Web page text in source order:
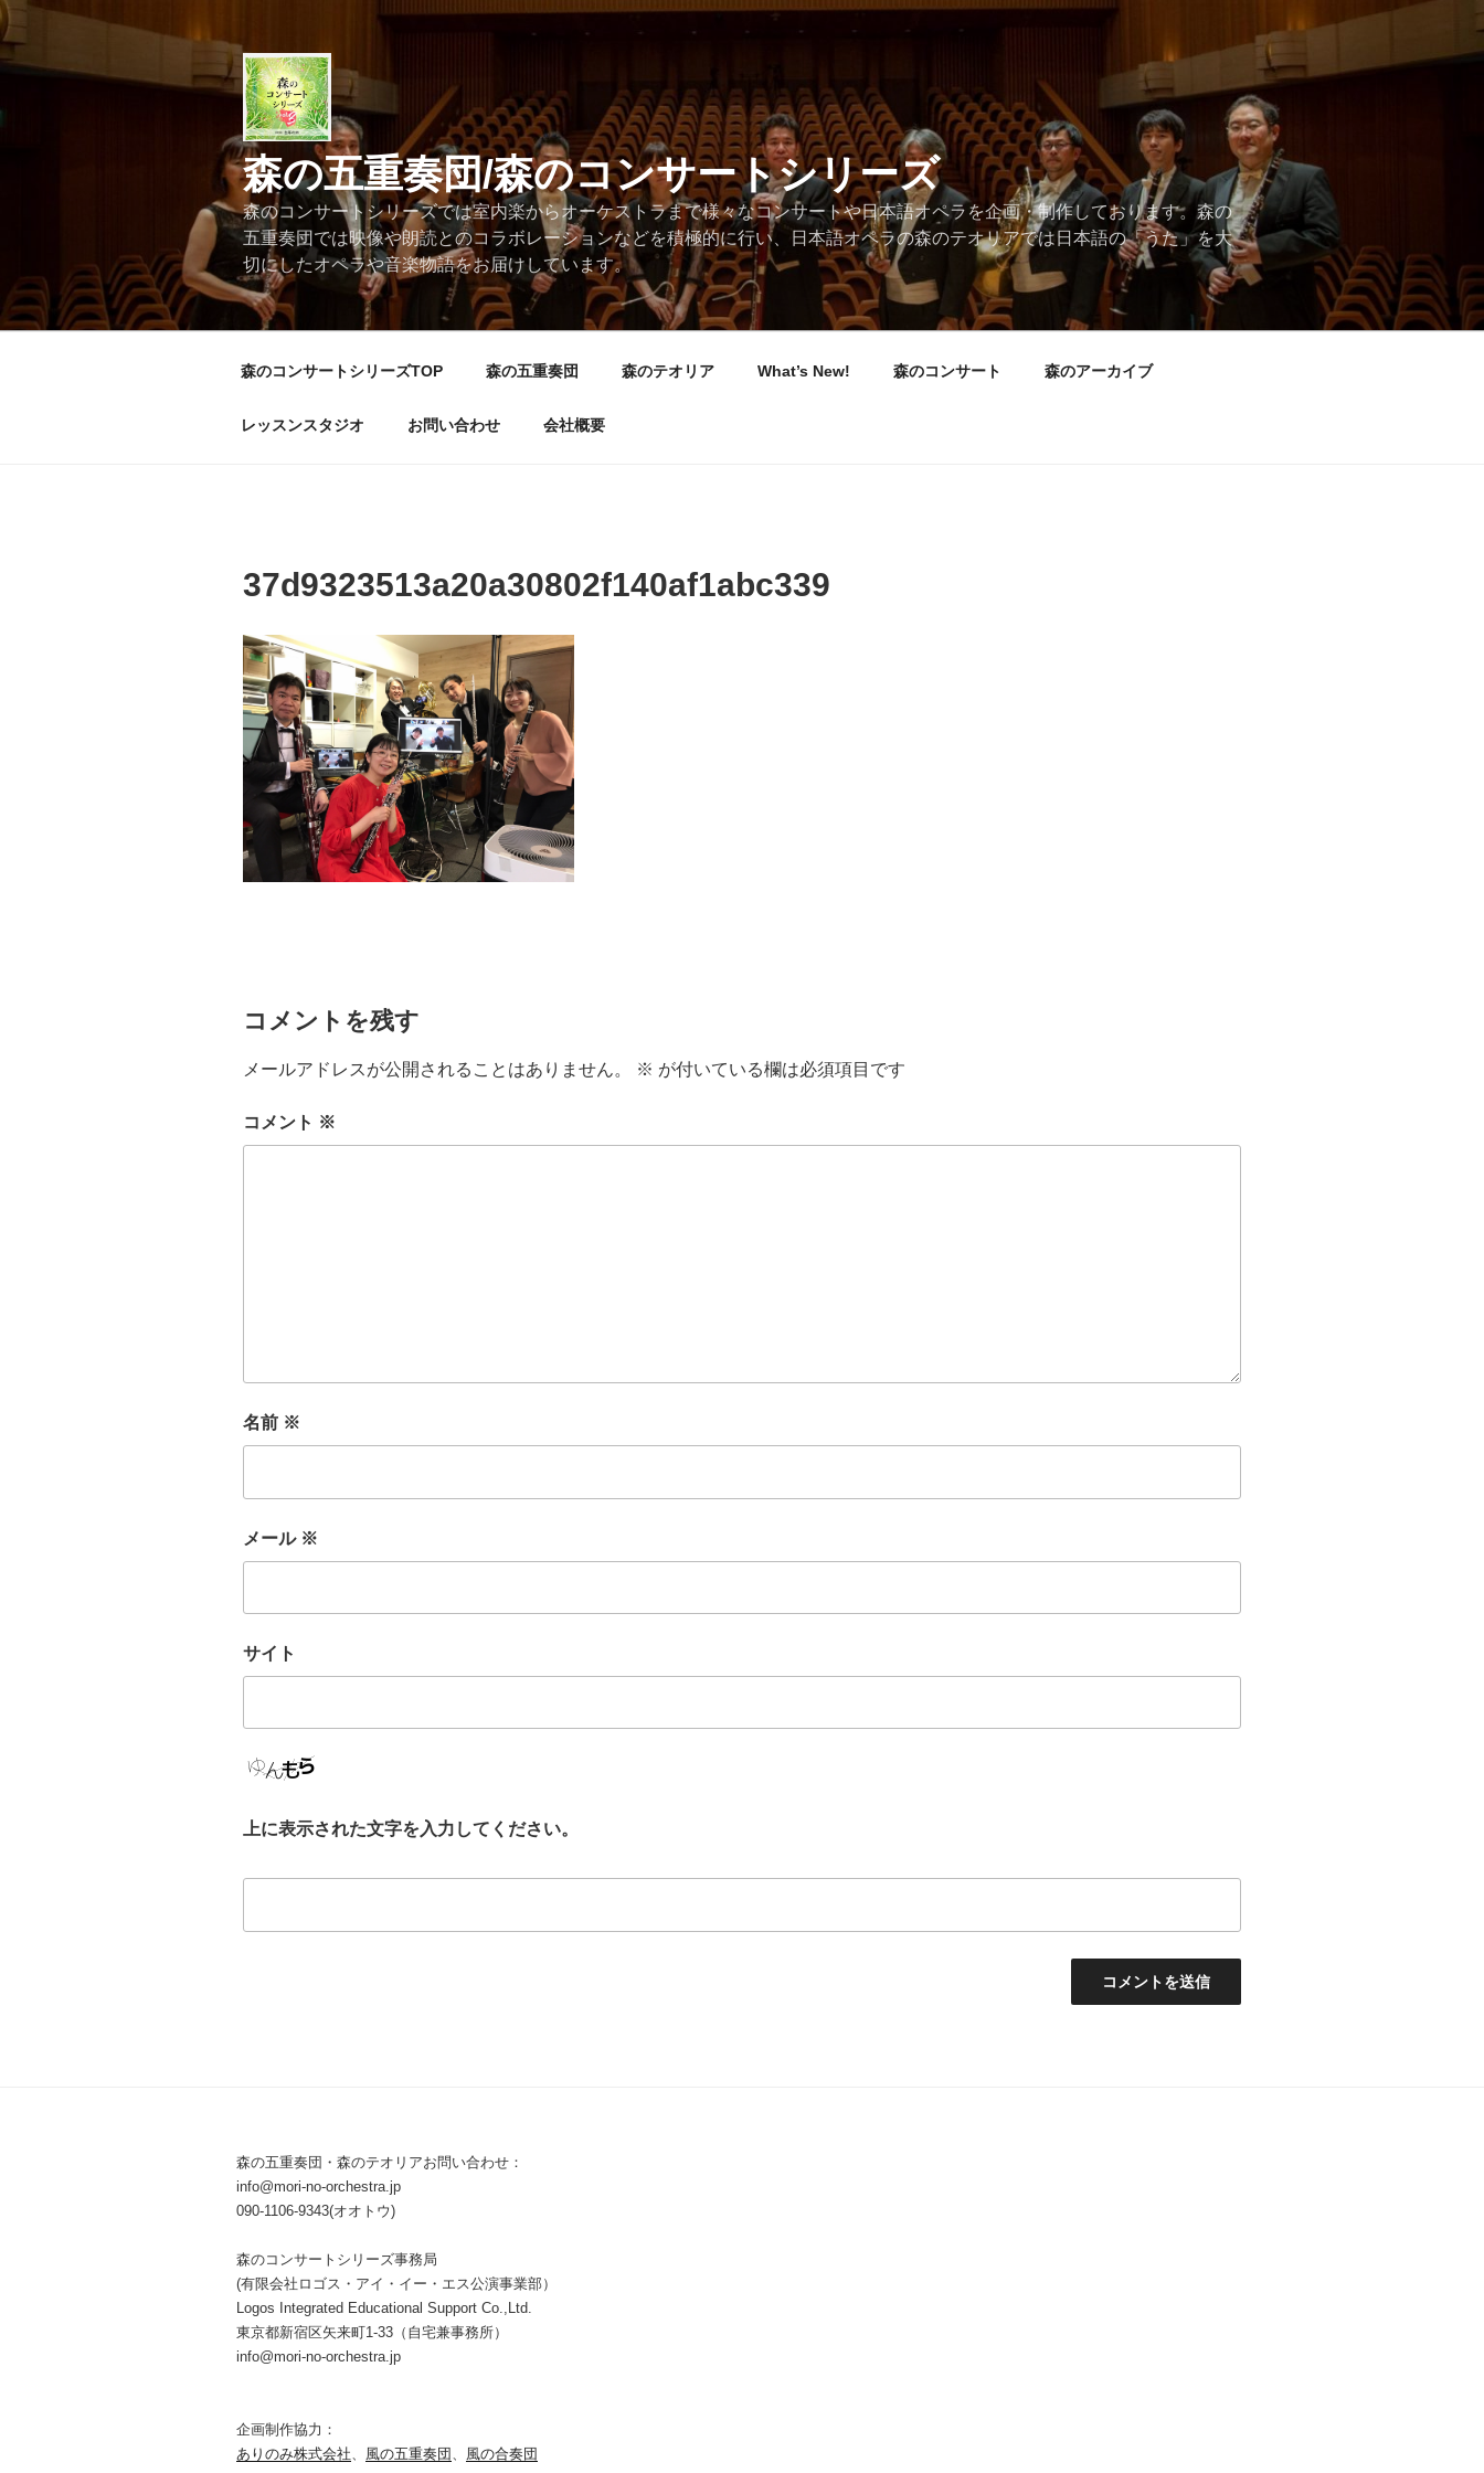
コ
ン
テ
森の五重奏団/森のコンサートシリーズ
森のコンサートシリーズでは室内楽からオーケストラまで様々なコンサートや日本語オペラを企画・制作しております。森の
五重奏団では映像や朗読とのコラボレーションなどを積極的に行い、日本語オペラの森のテオリアでは日本語の「うた」を大
切にしたオペラや音楽物語をお届けしています。
森のコンサートシリーズTOP 森の五重奏団 森のテオリア What’s New! 森のコンサート 森のアーカイブ
レッスンスタジオ お問い合わせ 会社概要
37d9323513a20a30802f140af1abc339
コメントを残す
メールアドレスが公開されることはありません。 ※ が付いている欄は必須項目です
コメント ※
名前 ※
メール ※
サイト
上に表示された文字を入力してください。
森の五重奏団・森のテオリアお問い合わせ：
info@mori-no-orchestra.jp
090-1106-9343(オオトウ)
森のコンサートシリーズ事務局
(有限会社ロゴス・アイ・イー・エス公演事業部）
Logos Integrated Educational Support Co.,Ltd.
東京都新宿区矢来町1-33（自宅兼事務所）
info@mori-no-orchestra.jp
企画制作協力：
ありのみ株式会社
風の五重奏団 風の合奏団